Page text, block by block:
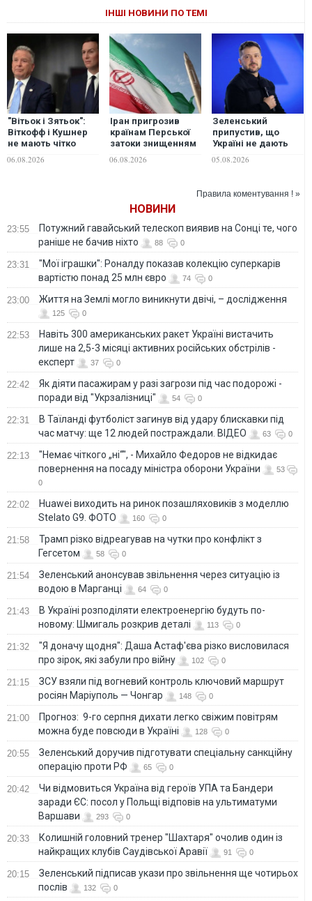
ІНШІ НОВИНИ ПО ТЕМІ
"Вітьок і Зятьок":
Віткофф і Кушнер
не мають чітко
визначених
повноважень та
06.08.2026
Іран пригрозив
країнам Перської
затоки знищенням
енергоінфраструктури
у разі нових атак
06.08.2026
Зеленський
припустив, що
Україні не дають
ППО, щоб була
"зговірливою"
05.08.2026
Правила коментування ! »
НОВИНИ
23:55
Потужний гавайський телескоп виявив на Сонці те, чого
раніше не бачив ніхто
88 0
23:31
"Мої іграшки": Роналду показав колекцію суперкарів
вартістю понад 25 млн євро
74 0
23:00 Життя на Землі могло виникнути двічі, – дослідження
125 0
22:53
Навіть 300 американських ракет Україні вистачить
лише на 2,5-3 місяці активних російських обстрілів -
експерт
37 0
22:42
Як діяти пасажирам у разі загрози під час подорожі -
поради від "Укрзалізниці"
54 0
22:31
В Таїланді футболіст загинув від удару блискавки під
час матчу: ще 12 людей постраждали. ВІДЕО
63 0
22:13
"Немає чіткого „ні“", - Михайло Федоров не відкидає
повернення на посаду міністра оборони України
53
0
22:02
Huawei виходить на ринок позашляховиків з моделлю
Stelato G9. ФОТО
160 0
21:58
Трамп різко відреагував на чутки про конфлікт з
Гегсетом
58 0
21:54
Зеленський анонсував звільнення через ситуацію із
водою в Марганці
64 0
21:43
В Україні розподіляти електроенергію будуть по-
новому: Шмигаль розкрив деталі
113 0
21:32
"Я доначу щодня": Даша Астаф'єва різко висловилася
про зірок, які забули про війну
102 0
21:15
ЗСУ взяли під вогневий контроль ключовий маршрут
росіян Маріуполь — Чонгар
148 0
21:00
Прогноз: 9-го серпня дихати легко свіжим повітрям
можна буде повсюди в Україні
128 0
20:55
Зеленський доручив підготувати спеціальну санкційну
операцію проти РФ
65 0
20:42
Чи відмовиться Україна від героїв УПА та Бандери
заради ЄС: посол у Польщі відповів на ультиматуми
Варшави
293 0
20:33
Колишній головний тренер "Шахтаря" очолив один із
найкращих клубів Саудівської Аравії
91 0
20:15
Зеленський підписав укази про звільнення ще чотирьох
послів
132 0